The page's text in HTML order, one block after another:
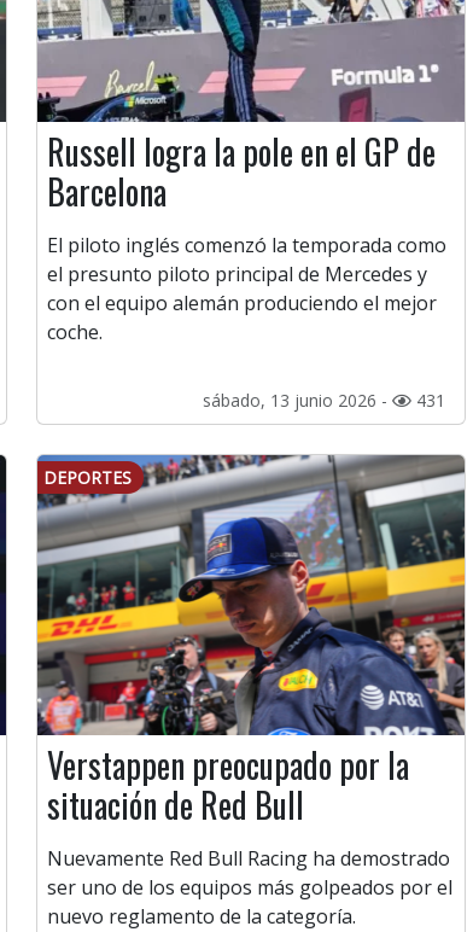
Russell logra la pole en el GP de
Barcelona
El piloto inglés comenzó la temporada como
el presunto piloto principal de Mercedes y
con el equipo alemán produciendo el mejor
coche.
sábado, 13 junio 2026 - 431
DEPORTES
Verstappen preocupado por la
situación de Red Bull
Nuevamente Red Bull Racing ha demostrado
ser uno de los equipos más golpeados por el
nuevo reglamento de la categoría.